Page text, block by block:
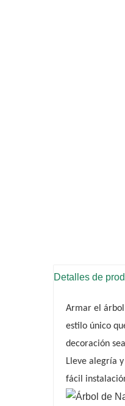
Armar el árbol
estilo único
decoración
Lleve alegría
fácil